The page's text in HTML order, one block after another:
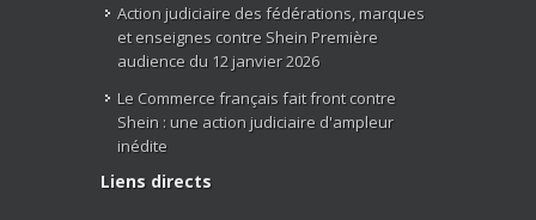
Action judiciaire des fédérations, marques
et enseignes contre Shein Première
audience du 12 janvier 2026
Le Commerce français fait front contre
Shein : une action judiciaire d'ampleur
inédite
Liens directs